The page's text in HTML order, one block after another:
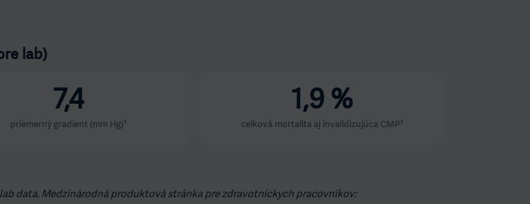
lab)
7,4
priemerný gradient (mm Hg)¹
1,9 %
celková mortalita aj invalidizujúca CMP¹
data. Medzinárodná produktová stránka pre zdravotníckych pracovníkov: